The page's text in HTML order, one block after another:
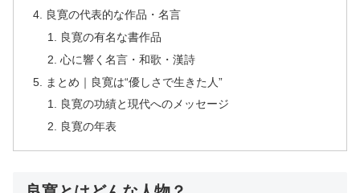
良寛の代表的な作品・名言
良寛の有名な書作品
心に響く名言・和歌・漢詩
まとめ｜良寛は“優しさで生きた人”
良寛の功績と現代へのメッセージ
良寛の年表